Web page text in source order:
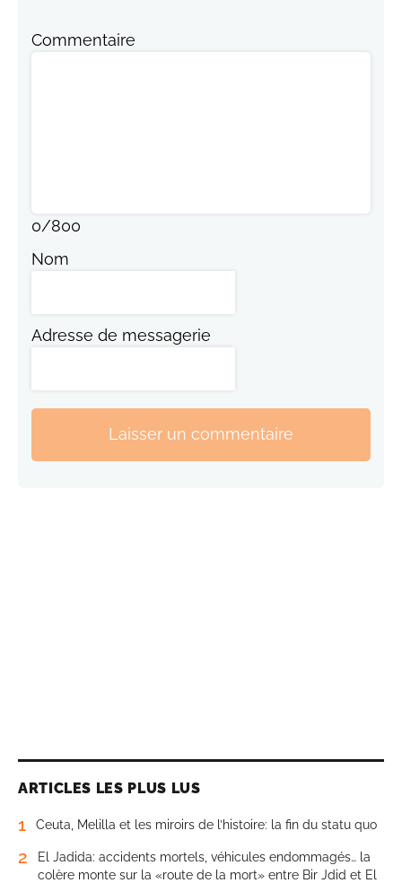
Commentaire
0/800
Nom
Adresse de messagerie
Laisser un commentaire
ARTICLES LES PLUS LUS
1 Ceuta, Melilla et les miroirs de l’histoire: la fin du statu quo
2
El Jadida: accidents mortels, véhicules endommagés… la
colère monte sur la «route de la mort» entre Bir Jdid et El